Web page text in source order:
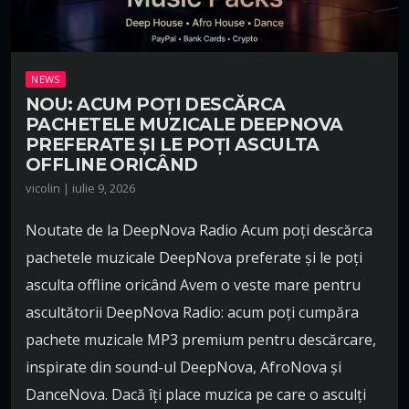
NEWS
NOU: ACUM POȚI DESCĂRCA
PACHETELE MUZICALE DEEPNOVA
PREFERATE ȘI LE POȚI ASCULTA
OFFLINE ORICÂND
vicolin | iulie 9, 2026
Noutate de la DeepNova Radio Acum poți descărca
pachetele muzicale DeepNova preferate și le poți
asculta offline oricând Avem o veste mare pentru
ascultătorii DeepNova Radio: acum poți cumpăra
pachete muzicale MP3 premium pentru descărcare,
inspirate din sound-ul DeepNova, AfroNova și
DanceNova. Dacă îți place muzica pe care o asculți